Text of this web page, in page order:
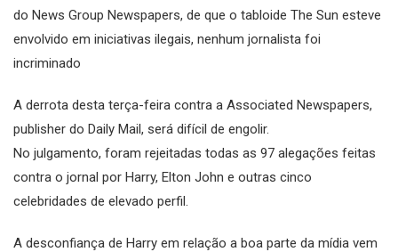
do News Group Newspapers, de que o tabloide The Sun esteve
envolvido em iniciativas ilegais, nenhum jornalista foi
incriminado
A derrota desta terça-feira contra a Associated Newspapers,
publisher do Daily Mail, será difícil de engolir.
No julgamento, foram rejeitadas todas as 97 alegações feitas
contra o jornal por Harry, Elton John e outras cinco
celebridades de elevado perfil.
A desconfiança de Harry em relação a boa parte da mídia vem